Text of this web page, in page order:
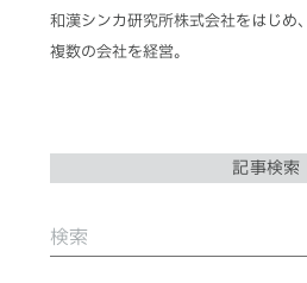
和漢シンカ研究所株式会社をはじめ、
複数の会社を経営。
記事検索